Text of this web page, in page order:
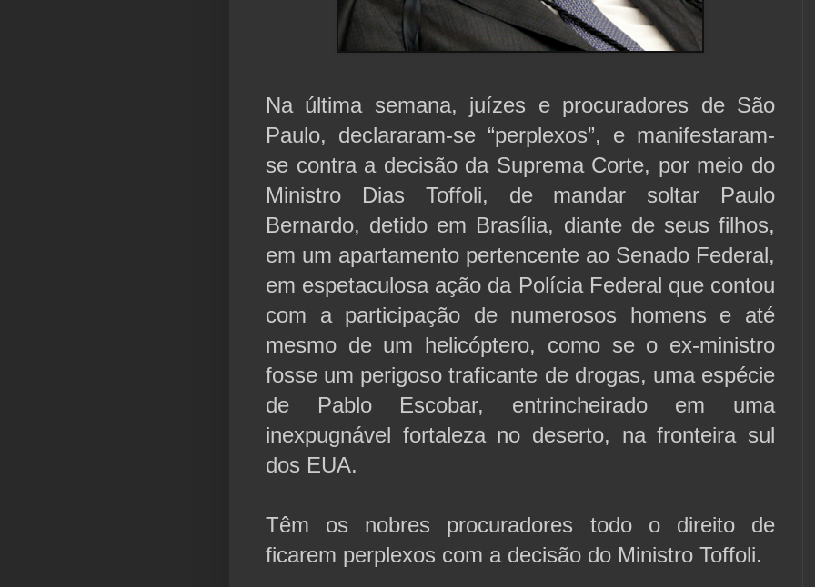
Na última semana, juízes e procuradores de São
Paulo, declararam-se “perplexos”, e manifestaram-
se contra a decisão da Suprema Corte, por meio do
Ministro Dias Toffoli, de mandar soltar Paulo
Bernardo, detido em Brasília, diante de seus filhos,
em um apartamento pertencente ao Senado Federal,
em espetaculosa ação da Polícia Federal que contou
com a participação de numerosos homens e até
mesmo de um helicóptero, como se o ex-ministro
fosse um perigoso traficante de drogas, uma espécie
de Pablo Escobar, entrincheirado em uma
inexpugnável fortaleza no deserto, na fronteira sul
dos EUA.
Têm os nobres procuradores todo o direito de
ficarem perplexos com a decisão do Ministro Toffoli.